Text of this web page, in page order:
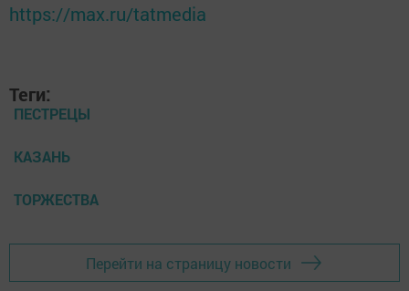
https://max.ru/tatmedia
Теги:
ПЕСТРЕЦЫ
КАЗАНЬ
ТОРЖЕСТВА
Перейти на страницу новости